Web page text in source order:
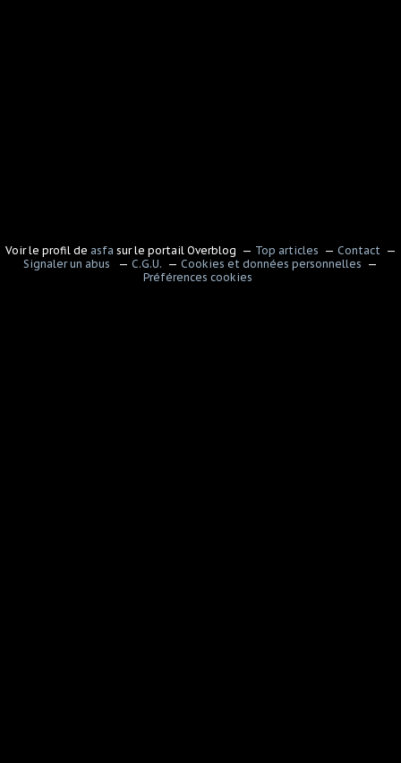
Voir le profil de asfa sur le portail Overblog Top articles
Contact
Signaler un abus
C.G.U.
Cookies et données personnelles
Préférences cookies